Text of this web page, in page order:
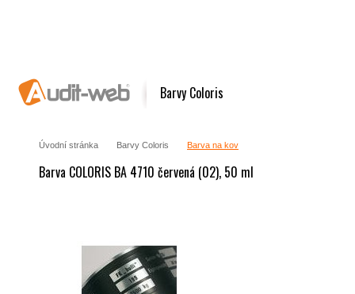
Barvy Coloris
Úvodní stránka Barvy Coloris Barva na kov
Barva COLORIS BA 4710 červená (02), 50 ml